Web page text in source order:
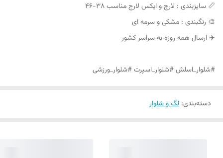
📏 سایزبندی : لارج و ایکس لارج مناسب ۳۸-۴۶
🎨 رنگبندی : مشکی و سرمه ای
✈️ ارسال همه روزه به سراسر کشور
#شلوار_اسلش #شلوار_اسپرت #شلوار_ورزشی
دسته‌بندی: لگ و شلوار